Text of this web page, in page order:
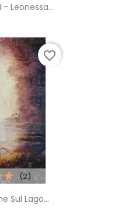
- Leonessa...
Sul Lago...
(2)
favorite_border